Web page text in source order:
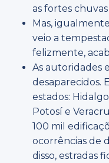
as fortes
Mas,
veio a
felizmente,
As autoridades
desaparecidos.
estados:
Potosí e
100 mil
ocorrências de
disso, estradas